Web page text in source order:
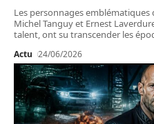
Les personnages emblématiques
Michel Tanguy et Ernest
talent, ont su transcender les
Actu 24/06/2026